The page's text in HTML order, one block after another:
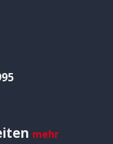
mehr